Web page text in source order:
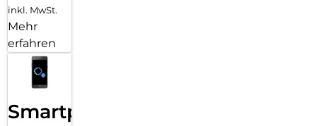
inkl. MwSt.
Mehr
erfahren
Smartphone